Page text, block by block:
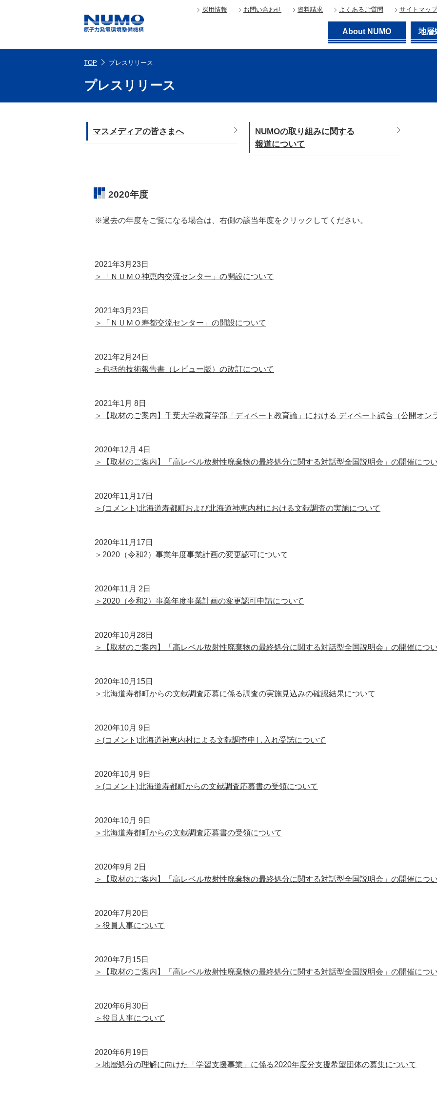
採用情報 お問い合わせ 資料請求 よくあるご質問 サイトマップ
About NUMO 地層
TOP プレスリリース
プレスリリース
マスメディアの皆さまへ
NUMOの取り組みに関する
報道について
2020年度
※過去の年度をご覧になる場合は、右側の該当年度をクリックしてください。
2021年3月23日
＞「ＮＵＭＯ神恵内交流センター」の開設について
2021年3月23日
＞「ＮＵＭＯ寿都交流センター」の開設について
2021年2月24日
＞包括的技術報告書（レビュー版）の改訂について
2021年1月 8日
＞【取材のご案内】千葉大学教育学部「ディベート教育論」における ディベート試合（公開オン
2020年12月 4日
＞【取材のご案内】「高レベル放射性廃棄物の最終処分に関する対話型全国説明会」の開催につ
2020年11月17日
＞(コメント)北海道寿都町および北海道神恵内村における文献調査の実施について
2020年11月17日
＞2020（令和2）事業年度事業計画の変更認可について
2020年11月 2日
＞2020（令和2）事業年度事業計画の変更認可申請について
2020年10月28日
＞【取材のご案内】「高レベル放射性廃棄物の最終処分に関する対話型全国説明会」の開催につ
2020年10月15日
＞北海道寿都町からの文献調査応募に係る調査の実施見込みの確認結果について
2020年10月 9日
＞(コメント)北海道神恵内村による文献調査申し入れ受諾について
2020年10月 9日
＞(コメント)北海道寿都町からの文献調査応募書の受領について
2020年10月 9日
＞北海道寿都町からの文献調査応募書の受領について
2020年9月 2日
＞【取材のご案内】「高レベル放射性廃棄物の最終処分に関する対話型全国説明会」の開催につ
2020年7月20日
＞役員人事について
2020年7月15日
＞【取材のご案内】「高レベル放射性廃棄物の最終処分に関する対話型全国説明会」の開催につ
2020年6月30日
＞役員人事について
2020年6月19日
＞地層処分の理解に向けた「学習支援事業」に係る2020年度分支援希望団体の募集について